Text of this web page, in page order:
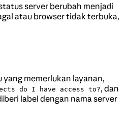
server berubah menjadi
atau browser tidak terbuka,
yang memerlukan layanan,
do I have access to?, dan
label dengan nama server